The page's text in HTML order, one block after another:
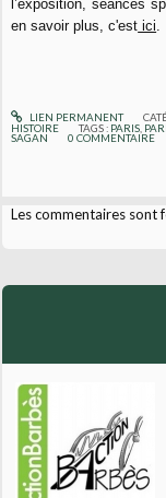
l’exposition, séances
en savoir plus, c'est ici.
LIEN PERMANENT
HISTOIRE
TAGS : PARIS
SAGAN 0 COMMENTAIRE
Les commentaires sont